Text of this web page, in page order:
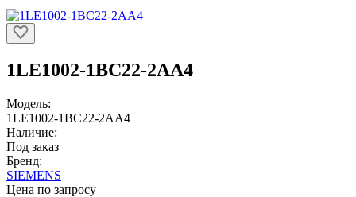
1LE1002-1BC22-2AA4
Модель:
1LE1002-1BC22-2AA4
Наличие:
Под заказ
Бренд:
SIEMENS
Цена по запросу